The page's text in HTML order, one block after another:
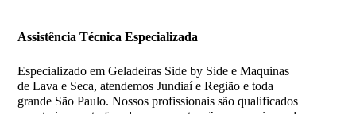
Assistência Técnica Especializada
Especializado em Geladeiras Side by Side e Maquinas
de Lava e Seca, atendemos Jundiaí e Região e toda
grande São Paulo. Nossos profissionais são qualificados